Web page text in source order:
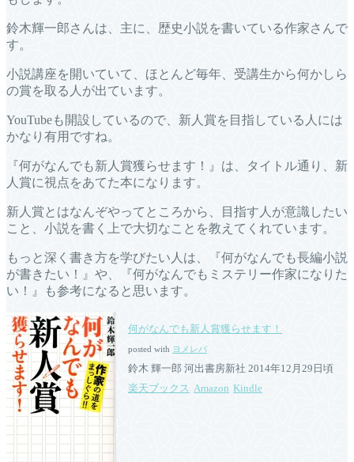
鈴木輝一郎さんは、主に、歴史小説を書いている作家さんで
す。
小説講座を開いていて、ほとんど毎年、受講生から何かしら
の賞を取る人が出ています。
YouTubeも開設しているので、新人賞を目指している人には
かなり有用ですね。
『何がなんでも新人賞獲らせます！』は、タイトル通り、新
人賞に視点をあてた本になります。
新人賞とはなんぞやってところから、目指す人が意識したい
こと、小説を書く上で大切なことを教えてくれています。
もっと深く書き方を学びたい人は、『何がなんでも長編小説
が書きたい！』や、『何がなんでもミステリー作家になりた
い！』も参考になると思います。
何がなんでも新人賞獲らせます！
posted with ヨメレバ
鈴木 輝一郎 河出書房新社 2014年12月29日頃
楽天ブックス Amazon Kindle